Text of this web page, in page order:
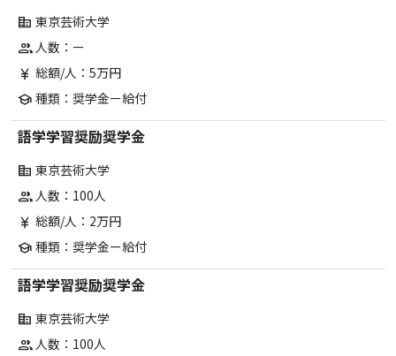
corporate_fare 東京芸術大学
group人数：ー
currency_yen 総額/人：5万円
school 種類：奨学金ー給付
語学学習奨励奨学金
corporate_fare 東京芸術大学
group人数：100人
currency_yen 総額/人：2万円
school 種類：奨学金ー給付
語学学習奨励奨学金
corporate_fare 東京芸術大学
group人数：100人